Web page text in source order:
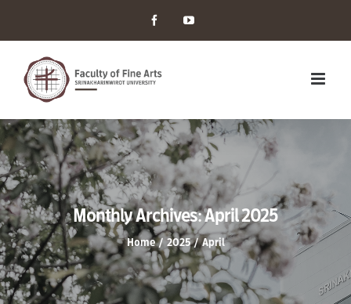
FacebookYouTube
Monthly Archives:April 2025
Home / 2025 / April